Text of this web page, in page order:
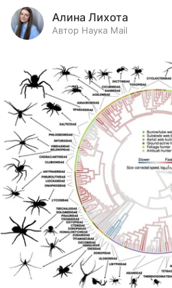
Алина Лихота
Автор Наука Mail